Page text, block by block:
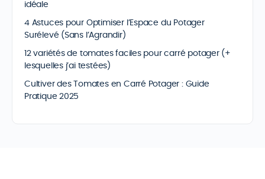
idéale
4 Astuces pour Optimiser l’Espace du Potager
Surélevé (Sans l’Agrandir)
12 variétés de tomates faciles pour carré potager (+
lesquelles j’ai testées)
Cultiver des Tomates en Carré Potager : Guide
Pratique 2025